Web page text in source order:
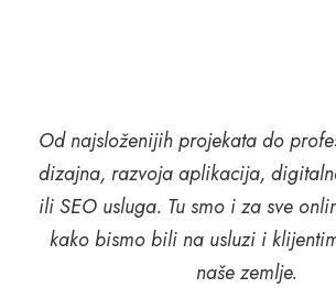
Od najsloženijih projekata do
dizajna, razvoja aplikacija,
ili SEO usluga. Tu smo i za sve
kako bismo bili na usluzi i
naše zemlje.